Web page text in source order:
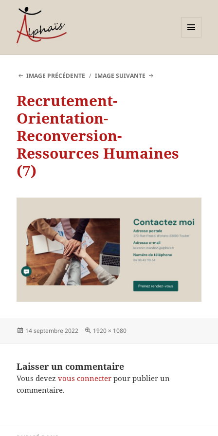
compétences et
orientations adultes et
jeunes
WIDGETS
IMAGE PRÉCÉDENTE IMAGE SUIVANTE
Recrutement-
Orientation-
Reconversion-
Ressources Humaines
(7)
Publié
14 septembre 2022
Taille
1920 × 1080
Laisser un commentaire
Vous devezvous connecter pour publier un
commentaire.